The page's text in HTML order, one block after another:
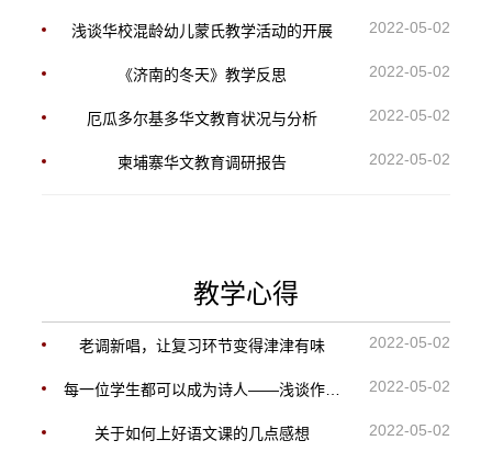
浅谈华校混龄幼儿蒙氏教学活动的开展 2022-05-02
《济南的冬天》教学反思 2022-05-02
厄瓜多尔基多华文教育状况与分析 2022-05-02
柬埔寨华文教育调研报告 2022-05-02
教学心得
老调新唱，让复习环节变得津津有味 2022-05-02
每一位学生都可以成为诗人――浅谈作文教学 2022-05-02
关于如何上好语文课的几点感想 2022-05-02